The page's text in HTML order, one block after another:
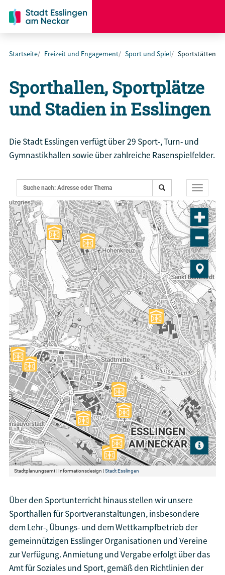
Startseite Freizeit und Engagement Sport und Spiel Sportstätten
Sporthallen, Sportplätze
und Stadien in Esslingen
Die Stadt Esslingen verfügt über 29 Sport-, Turn- und
Gymnastikhallen sowie über zahlreiche Rasenspielfelder.
Über den Sportunterricht hinaus stellen wir unsere
Sporthallen für Sportveranstaltungen, insbesondere
dem Lehr-, Übungs- und dem Wettkampfbetrieb der
gemeinnützigen Esslinger Organisationen und Vereine
zur Verfügung. Anmietung und Vergabe erfolgt über das
Amt für Soziales und Sport, gemäß den Richtlinien der